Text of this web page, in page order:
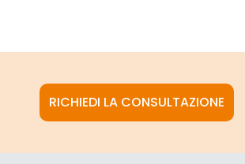
RICHIEDI LA CONSULTAZIONE